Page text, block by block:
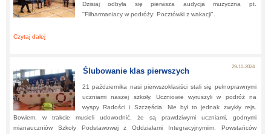
Dzisiaj odbyła się pierwsza audycja muzyczna pt.
''Filharmaniacy w podróży: Pocztówki z wakacji".
Czytaj dalej
29-10-2024
Ślubowanie klas pierwszych
21 października nasi pierwszoklasiści stali się pełnoprawnymi
uczniami naszej szkoły. Uczniowie wyruszyli w podróż na
wyspy Radości i Szczęścia. Nie był to jednak zwykły rejs.
Bowiem, w trakcie musieli udowodnić, że są prawdziwymi uczniami, godnymi
mianauczniów Szkoły Podstawowej z Oddziałami Integracyjnymiim. Powstańców